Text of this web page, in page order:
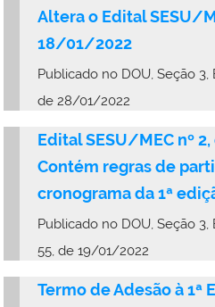
Altera o Edital SESU/
18/01/2022
Publicado no DOU, Seção 3,
de 28/01/2022
Edital SESU/MEC nº
Contém regras de
cronograma da 1ª
Publicado no DOU, Seção 3,
55, de 19/01/2022
Termo de Adesão à 1ª